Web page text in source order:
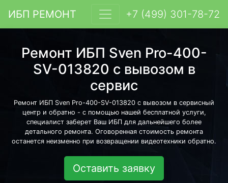
ИБП РЕМОНТ +7 (499) 301-78-72
Ремонт ИБП Sven Pro-400-
SV-013820 с вывозом в
сервис
Ремонт ИБП Sven Pro-400-SV-013820 с вывозом в сервисный
центр и обратно - с помощью нашей бесплатной услуги,
специалист заберет Ваш ИБП для дальнейшего более
детального ремонта. Оговоренная стоимость ремонта
останется неизменно при возвращении видеотехники обратно.
Оставить заявку